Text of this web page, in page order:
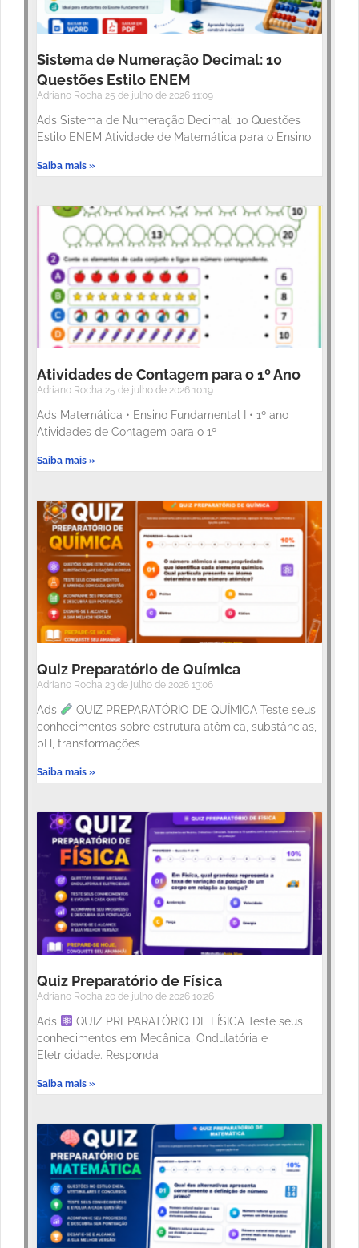
Sistema de Numeração Decimal: 10
Questões Estilo ENEM
Adriano Rocha 25 de julho de 2026 11:09
Ads Sistema de Numeração Decimal: 10 Questões
Estilo ENEM Atividade de Matemática para o Ensino
Saiba mais »
Atividades de Contagem para o 1º Ano
Adriano Rocha 25 de julho de 2026 10:19
Ads Matemática • Ensino Fundamental I • 1º ano
Atividades de Contagem para o 1º
Saiba mais »
Quiz Preparatório de Química
Adriano Rocha 23 de julho de 2026 13:06
Ads
QUIZ PREPARATÓRIO DE QUÍMICA Teste seus
conhecimentos sobre estrutura atômica, substâncias,
pH, transformações
Saiba mais »
Quiz Preparatório de Física
Adriano Rocha 20 de julho de 2026 10:26
Ads
QUIZ PREPARATÓRIO DE FÍSICA Teste seus
conhecimentos em Mecânica, Ondulatória e
Eletricidade. Responda
Saiba mais »